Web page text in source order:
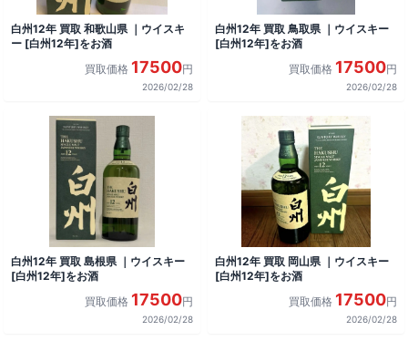
白州12年 買取 和歌山県 ｜ウイスキ
ー [白州12年]をお酒
買取価格 17500円
2026/02/28
白州12年 買取 鳥取県 ｜ウイスキー
[白州12年]をお酒
買取価格 17500円
2026/02/28
白州12年 買取 島根県 ｜ウイスキー
[白州12年]をお酒
買取価格 17500円
2026/02/28
白州12年 買取 岡山県 ｜ウイスキー
[白州12年]をお酒
買取価格 17500円
2026/02/28